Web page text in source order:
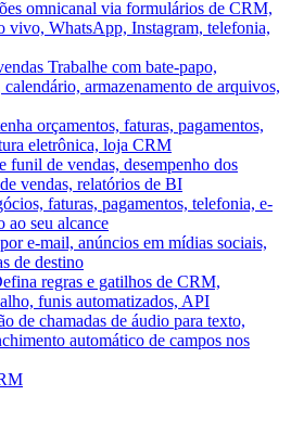
omnicanal via formulários de CRM,
vivo, WhatsApp, Instagram, telefonia,
Trabalhe com bate-papo,
armazenamento de arquivos,
orçamentos, faturas, pagamentos,
eletrônica, loja CRM
funil de vendas, desempenho dos
vendas, relatórios de BI
faturas, pagamentos, telefonia, e-
ao seu alcance
e-mail, anúncios em mídias sociais,
de destino
regras e gatilhos de CRM,
funis automatizados, API
de chamadas de áudio para texto,
automático de campos nos